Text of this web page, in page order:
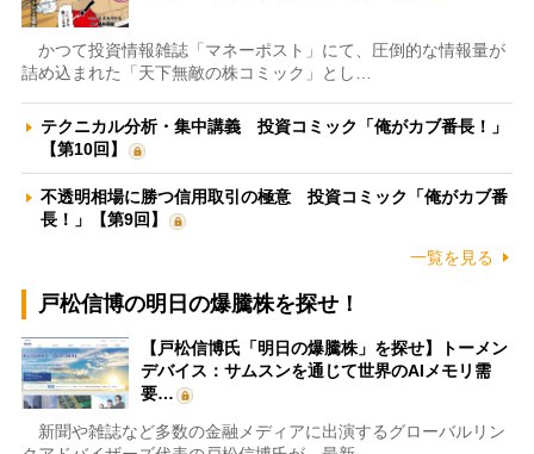
かつて投資情報雑誌「マネーポスト」にて、圧倒的な情報量が
詰め込まれた「天下無敵の株コミック」とし…
テクニカル分析・集中講義 投資コミック「俺がカブ番長！」
【第10回】
不透明相場に勝つ信用取引の極意 投資コミック「俺がカブ番
長！」【第9回】
一覧を見る
戸松信博の明日の爆騰株を探せ！
【戸松信博氏「明日の爆騰株」を探せ】トーメン
デバイス：サムスンを通じて世界のAIメモリ需
要…
新聞や雑誌など多数の金融メディアに出演するグローバルリン